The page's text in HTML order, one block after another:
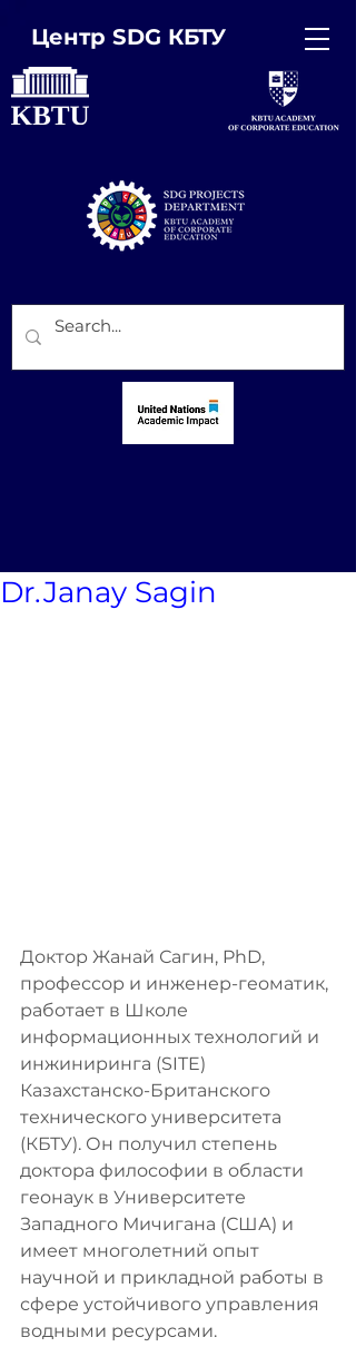
Центр SDG КБТУ
Dr.Janay Sagin
Доктор Жанай Сагин, PhD,
профессор и инженер-геоматик,
работает в Школе
информационных технологий и
инжиниринга (SITE)
Казахстанско-Британского
технического университета
(КБТУ). Он получил степень
доктора философии в области
геонаук в Университете
Западного Мичигана (США) и
имеет многолетний опыт
научной и прикладной работы в
сфере устойчивого управления
водными ресурсами.